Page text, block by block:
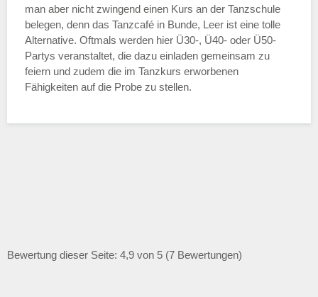
man aber nicht zwingend einen Kurs an der Tanzschule
belegen, denn das Tanzcafé in Bunde, Leer ist eine tolle
Alternative. Oftmals werden hier Ü30-, Ü40- oder Ü50-
Partys veranstaltet, die dazu einladen gemeinsam zu
feiern und zudem die im Tanzkurs erworbenen
Fähigkeiten auf die Probe zu stellen.
Bewertung dieser Seite: 4,9 von 5 (7 Bewertungen)